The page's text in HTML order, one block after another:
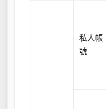
私人帳
號